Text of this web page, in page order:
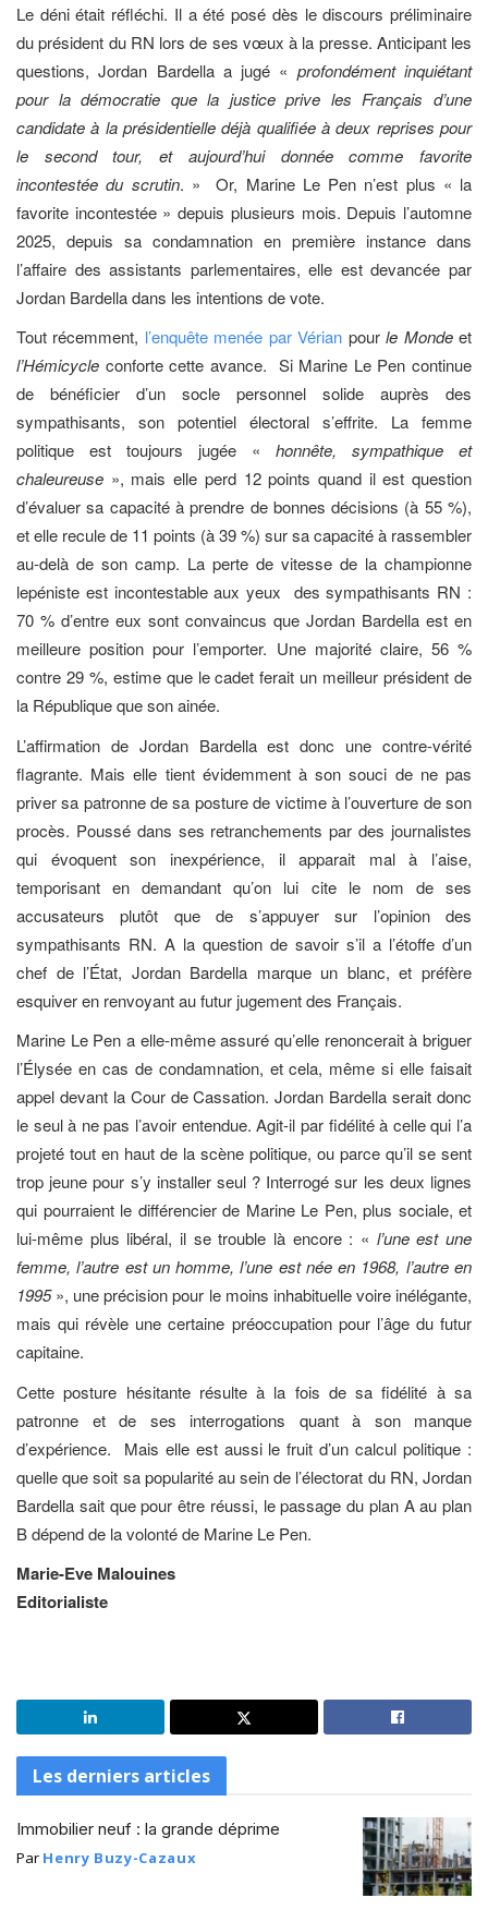
Le déni était réfléchi. Il a été posé dès le discours préliminaire
du président du RN lors de ses vœux à la presse. Anticipant les
questions, Jordan Bardella a jugé « profondément inquiétant
pour la démocratie que la justice prive les Français d’une
candidate à la présidentielle déjà qualifiée à deux reprises pour
le second tour, et aujourd’hui donnée comme favorite
incontestée du scrutin. »
Or, Marine Le Pen n’est plus « la
favorite incontestée » depuis plusieurs mois. Depuis l’automne
2025, depuis sa condamnation en première instance dans
l’affaire des assistants parlementaires, elle est devancée par
Jordan Bardella dans les intentions de vote.
Tout récemment, l’enquête menée par Vérian pourle Mondeet
l’Hémicycle conforte cette avance. Si Marine Le Pen continue
de bénéficier d’un socle personnel solide auprès des
sympathisants, son potentiel électoral s’effrite. La femme
politique est toujours jugée « honnête, sympathique et
chaleureuse », mais elle perd 12 points quand il est question
d’évaluer sa capacité à prendre de bonnes décisions (à 55 %),
et elle recule de 11 points (à 39 %) sur sa capacité à rassembler
au-delà de son camp. La perte de vitesse de la championne
lepéniste est incontestable aux yeux
des sympathisants RN :
70 % d’entre eux sont convaincus que Jordan Bardella est en
meilleure position pour l’emporter. Une majorité claire, 56 %
contre 29 %, estime que le cadet ferait un meilleur président de
la République que son ainée.
L’affirmation de Jordan Bardella est donc une contre-vérité
flagrante. Mais elle tient évidemment à son souci de ne pas
priver sa patronne de sa posture de victime à l’ouverture de son
procès. Poussé dans ses retranchements par des journalistes
qui évoquent son inexpérience, il apparait mal à l’aise,
temporisant en demandant qu’on lui cite le nom de ses
accusateurs plutôt que de s’appuyer sur l’opinion des
sympathisants RN. A la question de savoir s’il a l’étoffe d’un
chef de l’État, Jordan Bardella marque un blanc, et préfère
esquiver en renvoyant au futur jugement des Français.
Marine Le Pen a elle-même assuré qu’elle renoncerait à briguer
l’Élysée en cas de condamnation, et cela, même si elle faisait
appel devant la Cour de Cassation. Jordan Bardella serait donc
le seul à ne pas l’avoir entendue. Agit-il par fidélité à celle qui l’a
projeté tout en haut de la scène politique, ou parce qu’il se sent
trop jeune pour s’y installer seul ? Interrogé sur les deux lignes
qui pourraient le différencier de Marine Le Pen, plus sociale, et
lui-même plus libéral, il se trouble là encore : « l’une est une
femme, l’autre est un homme, l’une est née en 1968, l’autre en
1995», une précision pour le moins inhabituelle voire inélégante,
mais qui révèle une certaine préoccupation pour l’âge du futur
capitaine.
Cette posture hésitante résulte à la fois de sa fidélité à sa
patronne et de ses interrogations quant à son manque
d’expérience.
Mais elle est aussi le fruit d’un calcul politique :
quelle que soit sa popularité au sein de l’électorat du RN, Jordan
Bardella sait que pour être réussi, le passage du plan A au plan
B dépend de la volonté de Marine Le Pen.
Marie-Eve Malouines
Editorialiste
Les derniers articles
Immobilier neuf : la grande déprime
Par Henry Buzy-Cazaux